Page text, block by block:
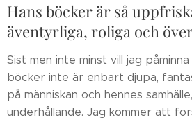
Hans böcker är så
äventyrliga, roliga och
Sist men inte minst vill jag
böcker inte är enbart djupa,
på människan och hennes
underhållande. Jag kommer att